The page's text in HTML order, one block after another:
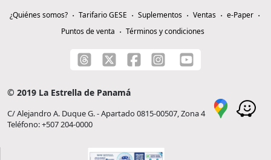
¿Quiénes somos? Tarifario GESE Suplementos Ventas
e-Paper
Puntos de venta
Términos y condiciones
© 2019 La Estrella de Panamá
C/ Alejandro A. Duque G. - Apartado 0815-00507, Zona 4
Teléfono: +507 204-0000